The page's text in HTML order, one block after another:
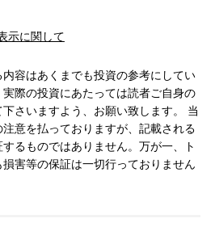
示に関して
容はあくまでも投資の参考にしてい
際の投資にあたっては読者ご自身の
さいますよう、お願い致します。 当
意を払っておりますが、記載される
るものではありません。万が一、ト
害等の保証は一切行っておりません